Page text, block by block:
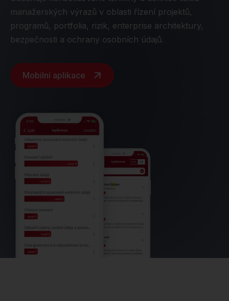
manažerských výrazů v oblasti řízení projektů,
programů, portfolia, rizik, enterprise architektury,
bezpečnosti a ochrany osobních údajů.
Mobilní aplikace